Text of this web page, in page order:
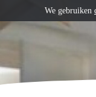
We gebruiken